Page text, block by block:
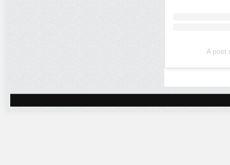
A post